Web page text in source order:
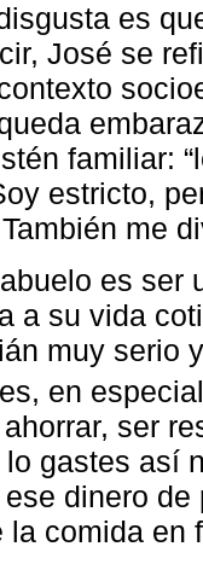
es
José se
familiar:
estricto,
me
es ser
a su vida
muy serio
en
ser
gastes así
ese dinero
la comida en